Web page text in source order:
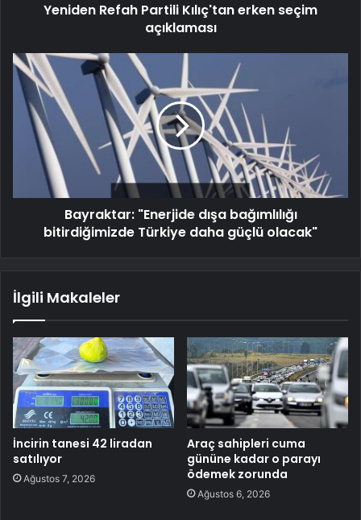
Yeniden Refah Partili Kılıç'tan erken seçim
açıklaması
Bayraktar: "Enerjide dışa bağımlılığı
bitirdiğimizde Türkiye daha güçlü olacak"
İlgili Makaleler
İncirin tanesi 42 liradan
satılıyor
Ağustos 7, 2026
Araç sahipleri cuma
gününe kadar o parayı
ödemek zorunda
Ağustos 6, 2026